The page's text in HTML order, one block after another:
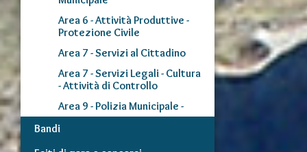
Area 6 - Attività Produttive -
Protezione Civile
Area 7 - Servizi al Cittadino
Area 7 - Servizi Legali - Cultura
- Attività di Controllo
Area 9 - Polizia Municipale -
Bandi